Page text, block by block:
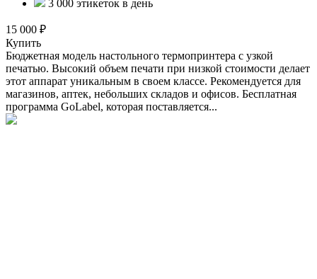
3 000 этикеток в день
15 000 ₽
Купить
Бюджетная модель настольного термопринтера с узкой
печатью. Высокий объем печати при низкой стоимости делает
этот аппарат уникальным в своем классе. Рекомендуется для
магазинов, аптек, небольших складов и офисов. Бесплатная
программа GoLabel, которая поставляется...